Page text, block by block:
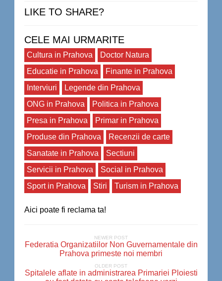
LIKE TO SHARE?
CELE MAI URMARITE
Cultura in Prahova
Doctor Natura
Educatie in Prahova
Finante in Prahova
Interviuri
Legende din Prahova
ONG in Prahova
Politica in Prahova
Presa in Prahova
Primar in Prahova
Produse din Prahova
Recenzii de carte
Sanatate in Prahova
Sectiuni
Servicii in Prahova
Social in Prahova
Sport in Prahova
Stiri Turism in Prahova
Aici poate fi reclama ta!
NEWER POST
Federatia Organizatiilor Non Guvernamentale din
Prahova primeste noi membri
OLDER POST
Spitalele aflate in administrarea Primariei Ploiesti